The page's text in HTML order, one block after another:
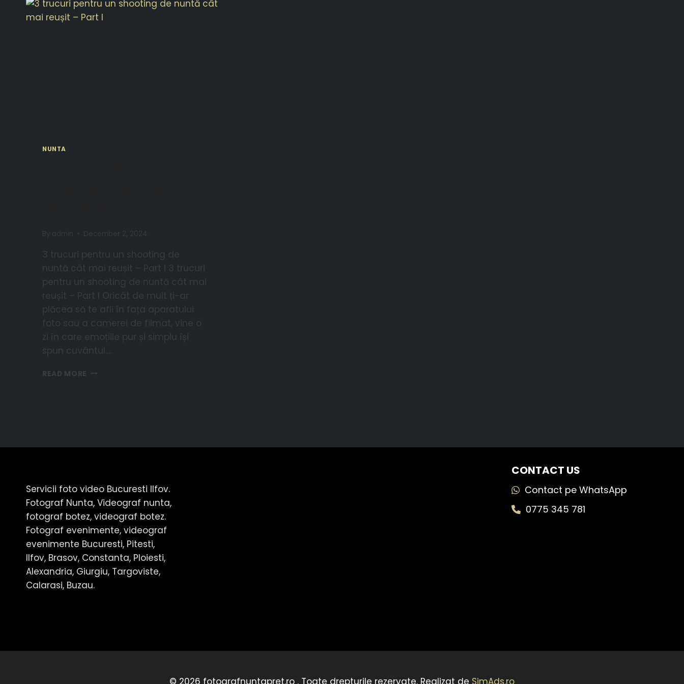
NUNTA
By admin December 2, 2024
3 trucuri pentru un shooting de
nuntă cât mai reușit – Part I 3 trucuri
pentru un shooting de nuntă cât mai
reușit – Part I Oricât de mult ți-ar
plăcea să te afli în fața aparatului
foto sau a camerei de filmat, vine o
zi în care emoțiile pur și simplu își
spun cuvântul….
READ MORE
Servicii foto video Bucuresti Ilfov.
Fotograf Nunta, Videograf nunta,
fotograf botez, videograf botez.
Fotograf evenimente, videograf
evenimente Bucuresti, Pitesti,
Ilfov, Brasov, Constanta, Ploiesti,
Alexandria, Giurgiu, Targoviste,
Calarasi, Buzau.
CONTACT US
Contact pe WhatsApp
0775 345 781
© 2026 fotografnuntapret.ro . Toate drepturile rezervate. Realizat de SimAds.ro